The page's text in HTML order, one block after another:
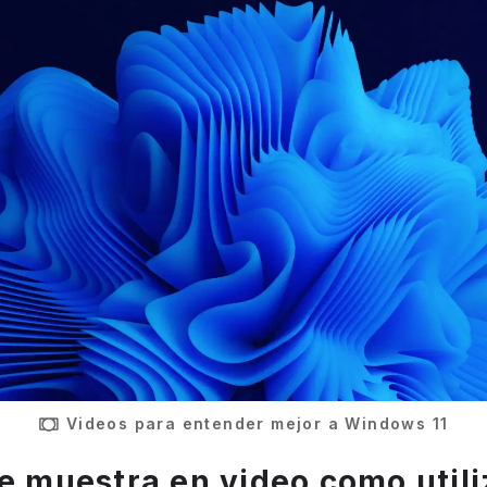
Videos para entender mejor a Windows 11